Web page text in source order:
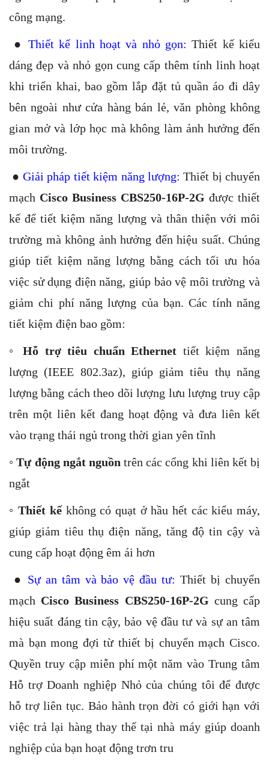
công mạng.
● Thiết kế linh hoạt và nhỏ gọn: Thiết kế kiểu
dáng đẹp và nhỏ gọn cung cấp thêm tính linh hoạt
khi triển khai, bao gồm lắp đặt tủ quần áo đi dây
bên ngoài như cửa hàng bán lẻ, văn phòng không
gian mở và lớp học mà không làm ảnh hưởng đến
môi trường.
● Giải pháp tiết kiệm năng lượng: Thiết bị chuyển
mạch Cisco Business CBS250-16P-2G được thiết
kế để tiết kiệm năng lượng và thân thiện với môi
trường mà không ảnh hưởng đến hiệu suất. Chúng
giúp tiết kiệm năng lượng bằng cách tối ưu hóa
việc sử dụng điện năng, giúp bảo vệ môi trường và
giảm chi phí năng lượng của bạn. Các tính năng
tiết kiệm điện bao gồm:
◦Hỗ trợ tiêu chuẩn Ethernet tiết kiệm năng
lượng (IEEE 802.3az), giúp giảm tiêu thụ năng
lượng bằng cách theo dõi lượng lưu lượng truy cập
trên một liên kết đang hoạt động và đưa liên kết
vào trạng thái ngủ trong thời gian yên tĩnh
◦Tự động ngắt nguồn trên các cổng khi liên kết bị
ngắt
◦Thiết kếkhông có quạt ở hầu hết các kiểu máy,
giúp giảm tiêu thụ điện năng, tăng độ tin cậy và
cung cấp hoạt động êm ái hơn
● Sự an tâm và bảo vệ đầu tư: Thiết bị chuyển
mạch Cisco Business CBS250-16P-2G cung cấp
hiệu suất đáng tin cậy, bảo vệ đầu tư và sự an tâm
mà bạn mong đợi từ thiết bị chuyển mạch Cisco.
Quyền truy cập miễn phí một năm vào Trung tâm
Hỗ trợ Doanh nghiệp Nhỏ của chúng tôi để được
hỗ trợ liên tục. Bảo hành trọn đời có giới hạn với
việc trả lại hàng thay thế tại nhà máy giúp doanh
nghiệp của bạn hoạt động trơn tru